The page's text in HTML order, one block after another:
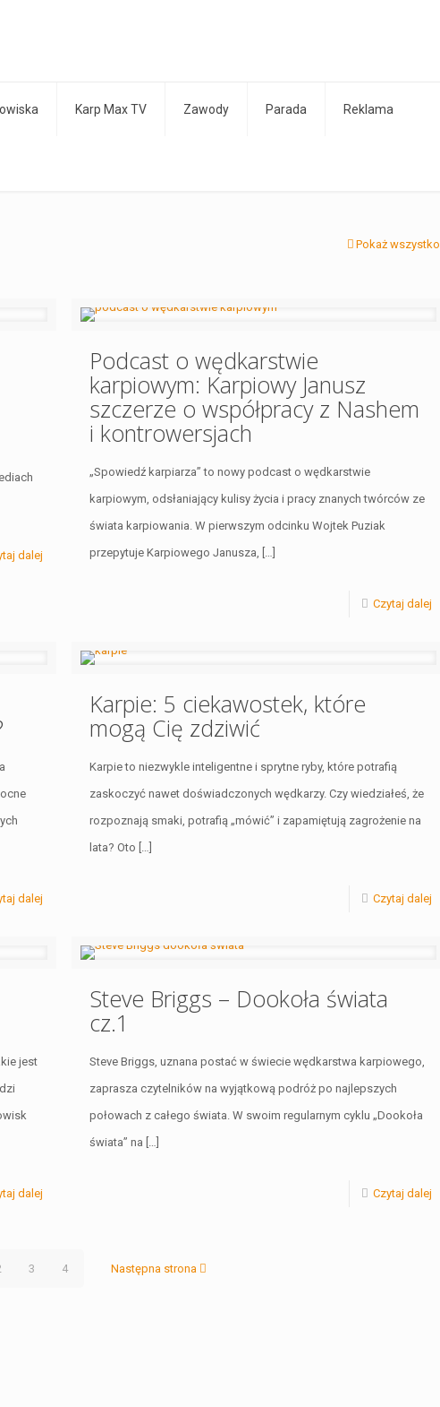
Karp Max TV Zawody Parada Reklama
Pokaż wszystko
dalej
Podcast o wędkarstwie
karpiowym: Karpiowy Janusz
szczerze o współpracy z Nashem
i kontrowersjach
„Spowiedź karpiarza” to nowy podcast o wędkarstwie
karpiowym, odsłaniający kulisy życia i pracy znanych twórców ze
świata karpiowania. W pierwszym odcinku Wojtek Puziak
przepytuje Karpiowego Janusza, […]
Czytaj dalej
dalej
Karpie: 5 ciekawostek, które
mogą Cię zdziwić
Karpie to niezwykle inteligentne i sprytne ryby, które potrafią
zaskoczyć nawet doświadczonych wędkarzy. Czy wiedziałeś, że
rozpoznają smaki, potrafią „mówić” i zapamiętują zagrożenie na
lata? Oto […]
Czytaj dalej
jest
dalej
Steve Briggs – Dookoła świata
cz.1
Steve Briggs, uznana postać w świecie wędkarstwa karpiowego,
zaprasza czytelników na wyjątkową podróż po najlepszych
połowach z całego świata. W swoim regularnym cyklu „Dookoła
świata” na […]
Czytaj dalej
3 4 Następna strona